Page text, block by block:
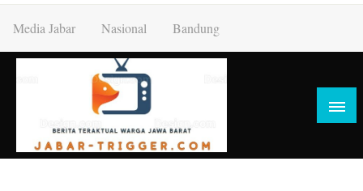
content
Media Jabar Nasional Bandung